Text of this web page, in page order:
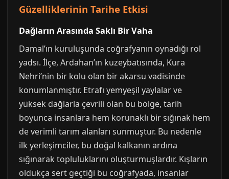
Güzelliklerinin Tarihe Etkisi
Dağların Arasında Saklı Bir Vaha
Damal’ın kuruluşunda coğrafyanın oynadığı rol
yadsı. İlçe, Ardahan’ın kuzeybatısında, Kura
Nehri’nin bir kolu olan bir akarsu vadisinde
konumlanmıştır. Etrafı yemyeşil yaylalar ve
yüksek dağlarla çevrili olan bu bölge, tarih
boyunca insanlara hem korunaklı bir sığınak hem
de verimli tarım alanları sunmuştur. Bu nedenle
ilk yerleşimciler, bu doğal kalkanın ardına
sığınarak topluluklarını oluşturmuşlardır. Kışların
oldukça sert geçtiği bu coğrafyada, insanlar